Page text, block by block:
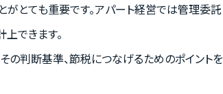
とても重要です。アパート経営では管理委託
できます。
の判断基準、節税につなげるためのポイントを